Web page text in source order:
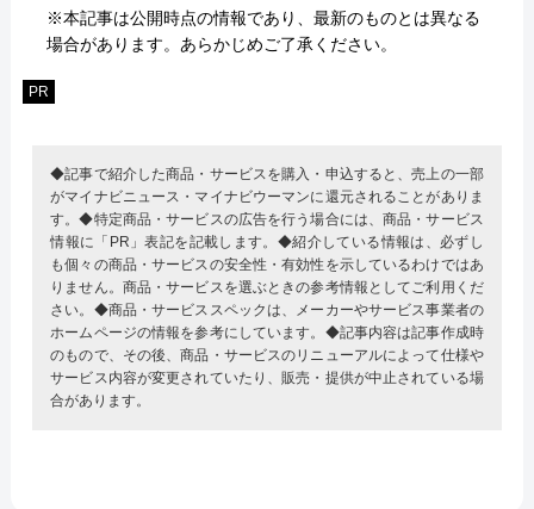
※本記事は公開時点の情報であり、最新のものとは異なる
場合があります。あらかじめご了承ください。
PR
◆記事で紹介した商品・サービスを購入・申込すると、売上の一部
がマイナビニュース・マイナビウーマンに還元されることがありま
す。◆特定商品・サービスの広告を行う場合には、商品・サービス
情報に「PR」表記を記載します。◆紹介している情報は、必ずし
も個々の商品・サービスの安全性・有効性を示しているわけではあ
りません。商品・サービスを選ぶときの参考情報としてご利用くだ
さい。◆商品・サービススペックは、メーカーやサービス事業者の
ホームページの情報を参考にしています。◆記事内容は記事作成時
のもので、その後、商品・サービスのリニューアルによって仕様や
サービス内容が変更されていたり、販売・提供が中止されている場
合があります。